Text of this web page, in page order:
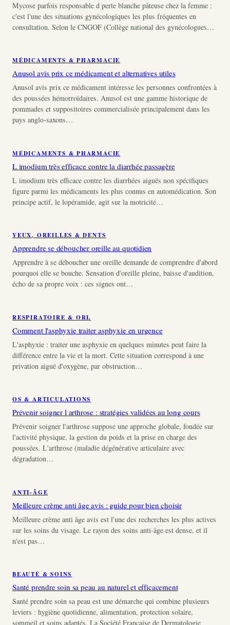
Mycose parfois responsable d perte blanche pâteuse chez la femme :
c'est l'une des situations gynécologiques les plus fréquentes en
consultation. Selon le CNGOF (Collège national des gynécologues…
MÉDICAMENTS & PHARMACIE
Anusol avis prix ce médicament et alternatives utiles
Anusol avis prix ce médicament intéresse les personnes confrontées à
des poussées hémorroïdaires. Anusol est une gamme historique de
pommades et suppositoires commercialisée principalement dans les
pays anglo-saxons…
MÉDICAMENTS & PHARMACIE
L imodium très efficace contre la diarrhée passagère
L imodium très efficace contre les diarrhées aiguës non spécifiques
figure parmi les médicaments les plus connus en automédication. Son
principe actif, le lopéramide, agit sur la motricité…
YEUX, OREILLES & DENTS
Apprendre se déboucher oreille au quotidien
Apprendre à se déboucher une oreille demande de comprendre d'abord
pourquoi elle se bouche. Sensation d'oreille pleine, baisse d'audition,
écho de sa propre voix : ces signes ont…
RESPIRATOIRE & ORL
Comment l'asphyxie traiter asphyxie en urgence
L'asphyxie : traiter une asphyxie en quelques minutes peut faire la
différence entre la vie et la mort. Cette situation correspond à une
privation aiguë d'oxygène, par obstruction…
OS & ARTICULATIONS
Prévenir soigner l arthrose : stratégies validées au long cours
Prévenir soigner l'arthrose suppose une approche globale, fondée sur
l'activité physique, la gestion du poids et la prise en charge des
poussées. L'arthrose (maladie dégénérative articulaire avec
dégradation…
ANTI-ÂGE
Meilleure crème anti âge avis : guide pour bien choisir
Meilleure crème anti âge avis est l'une des recherches les plus actives
sur les soins du visage. Le rayon des soins anti-âge est dense, et il
n'est pas…
BEAUTÉ & SOINS
Santé prendre soin sa peau au naturel et efficacement
Santé prendre soin sa peau est une démarche qui combine plusieurs
leviers : hygiène quotidienne, alimentation, protection solaire,
sommeil et soins adaptés. La Société Française de Dermatologie